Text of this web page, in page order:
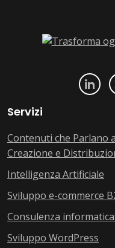
Servizi
Contenuti che Parlano
Creazione e
Intelligenza Artificiale
Sviluppo e-commerce
Consulenza
Sviluppo WordPress